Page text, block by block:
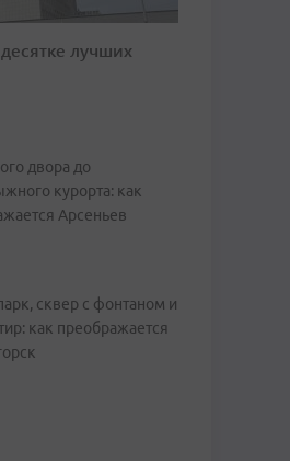
лучших
двора до
курорта: как
Арсеньев
сквер с фонтаном и
как преображается